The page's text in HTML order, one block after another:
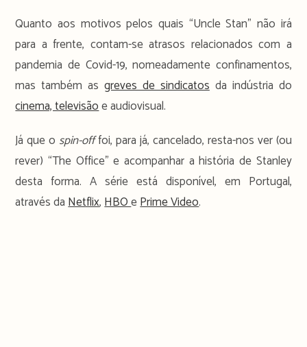
Quanto aos motivos pelos quais “Uncle Stan” não irá
para a frente, contam-se atrasos relacionados com a
pandemia de Covid-19, nomeadamente confinamentos,
mas também asgreves de sindicatosda indústria do
cinema, televisãoe audiovisual.
Já que o spin-offfoi, para já, cancelado, resta-nos ver (ou
rever) “The Office” e acompanhar a história de Stanley
desta forma. A série está disponível, em Portugal,
através daNetflix,HBOePrime Video.